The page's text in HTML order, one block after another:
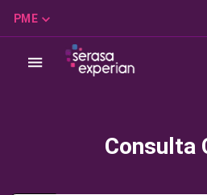
PME
Consulta